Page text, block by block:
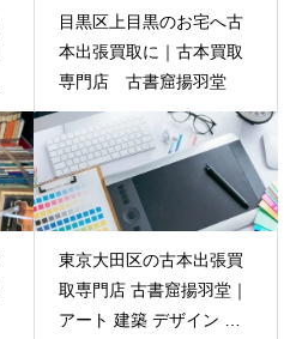
目黒区上目黒のお宅へ古
本出張買取に｜古本買取
専門店 古書窟揚羽堂
東京大田区の古本出張買
取専門店 古書窟揚羽堂｜
アート 建築 デザイン 関